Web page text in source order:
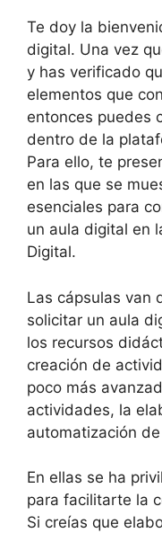
Te doy la
digital. Una vez
y has verificado
elementos que
entonces puedes
dentro de la
Para ello, te
en las que se
esenciales para
un aula digital en
Digital.
Las cápsulas van
solicitar un aula
los recursos
creación de
poco más
actividades, la
automatización
En ellas se ha
para facilitarte la
Si creías que